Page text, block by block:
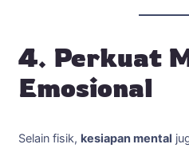
4. Perkuat
Emosional
Selain fisik, kesiapan mental